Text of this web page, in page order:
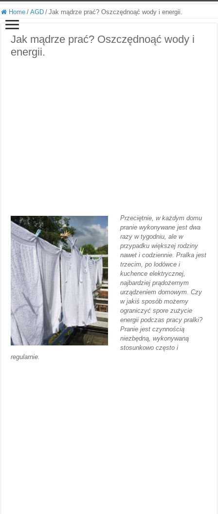
Home / AGD / Jak mądrze prać? Oszczędnoąć wody i energii.
Jak mądrze prać? Oszczędnoąć wody i
energii.
Przeciętnie, w każdym domu
pranie wykonywane jest dwa
razy w tygodniu, ale w
przypadku większej rodziny
nawet i codziennie. Pralka jest
trzecim, po lodówce i
kuchence elektrycznej,
najbardziej prądożernym
urządzeniem domowym. Czy
w jakiś sposób możemy
ograniczyć spore zużycie
energii podczas pracy pralki?
Pranie jest czynnością
niezbędną, wykonywaną
stosunkowo często i
regularnie.